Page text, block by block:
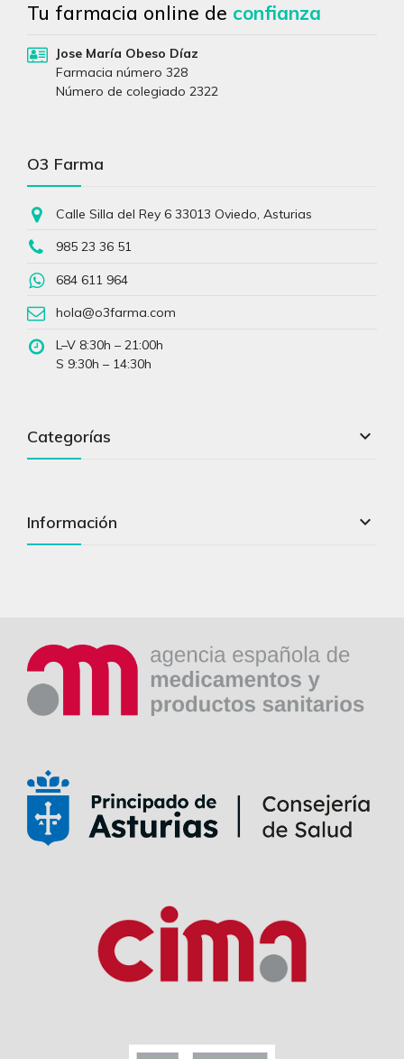
Tu farmacia online de confianza
Jose María Obeso Díaz
Farmacia número 328
Número de colegiado 2322
O3 Farma
Calle Silla del Rey 6 33013 Oviedo, Asturias
985 23 36 51
684 611 964
hola@o3farma.com
L–V 8:30h – 21:00h
S 9:30h – 14:30h
Categorías 
Información 